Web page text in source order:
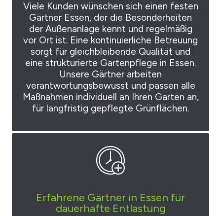
Viele Kunden wünschen sich einen festen
Gärtner Essen, der die Besonderheiten
der Außenanlage kennt und regelmäßig
vor Ort ist. Eine kontinuierliche Betreuung
sorgt für gleichbleibende Qualität und
eine strukturierte Gartenpflege in Essen.
Unsere Gärtner arbeiten
verantwortungsbewusst und passen alle
Maßnahmen individuell an Ihren Garten an,
für langfristig gepflegte Grünflächen.
Erfahrene Gärtner in Essen für
dauerhafte Entlastung